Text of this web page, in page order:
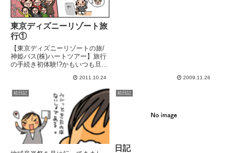
東京ディズニーリゾート旅
行①
【東京ディズニーリゾートの旅/
神姫バス(株)ハートツアー】旅行
の手続き初体験!?かもいつも旦那
ちゃんとやった事なくて..今回、
自分で出来た事が嬉しい～！（周
りに助けてもらいながらですが）
長女中２はＴＤＲには友マ...
2011.10.24 2009.11.26
絵日記 絵日記
日記